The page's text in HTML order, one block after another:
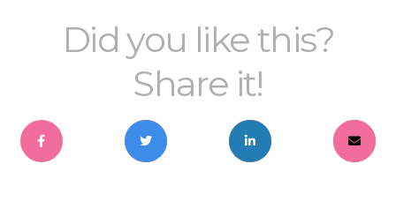
Did you like this?
Share it!